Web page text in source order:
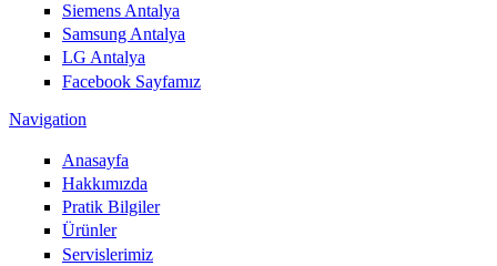
Siemens Antalya
Samsung Antalya
LG Antalya
Facebook Sayfamız
Navigation
Anasayfa
Hakkımızda
Pratik Bilgiler
Ürünler
Servislerimiz